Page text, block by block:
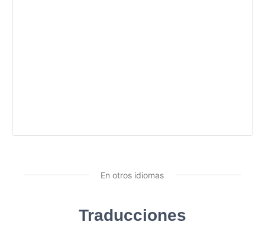
En otros idiomas
Traducciones